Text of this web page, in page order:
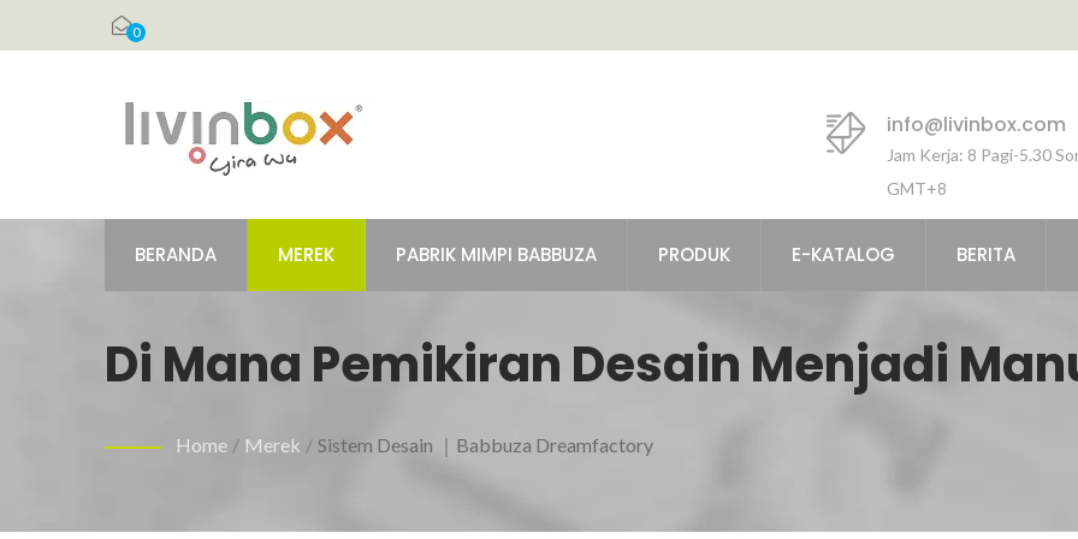
0
info@livinbox.com
Jam Kerja: 8 Pagi-5.30
GMT+8
BERANDA MEREK PABRIK MIMPI BABBUZA PRODUK E-KATALOG BERITA
Di Mana Pemikiran Desain Menjadi
Berkelanjutan | Penyimpanan Plastik
Untuk Menjaga Barang Mudah
Home / Merek / Sistem Desain ｜Babbuza Dreamfactory